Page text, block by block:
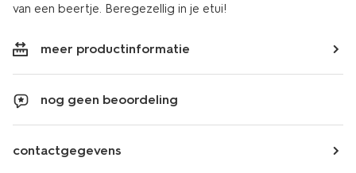
van een beertje. Beregezellig in je etui!
meer productinformatie
nog geen beoordeling
contactgegevens